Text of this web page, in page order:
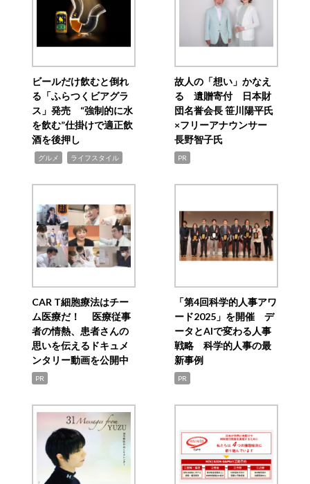
ビールだけ飲むと倒れ
る「ふらつくビアグラ
ス」発売 “強制的に水
を飲む”仕掛けで適正飲
酒を後押し
グルメ ライフスタイル
故人の「想い」かなえ
る 遺贈寄付 日本財
団名誉会長 笹川陽平氏
×フリーアナウンサー
長野智子氏
PR
CAR T細胞療法はチー
ム医療だ！ 医療従事
者の情熱、患者さんの
思いを伝えるドキュメ
ンタリー動画を公開中
PR
「第4回科学的人事アワ
ード2025」を開催 デ
ータとAIで変わる人事
戦略 科学的人事の最
新事例
PR